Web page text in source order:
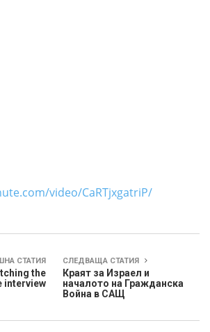
video/CaRTjxgatriP/
СТАТИЯ
the
interview
СЛЕДВАЩА СТАТИЯ
Краят за Израел и
началото на Гражданска
Война в САЩ